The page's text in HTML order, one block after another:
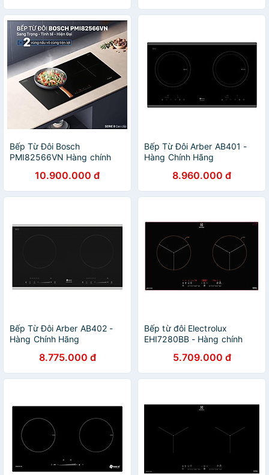
Bếp Từ Đôi Bosch
PMI82566VN Hàng chính
10.900.000 đ
Bếp Từ Đôi Arber AB401 -
Hàng Chính Hãng
8.960.000 đ
Bếp Từ Đôi Arber AB402 -
Hàng Chính Hãng
8.775.000 đ
Bếp từ đôi Electrolux
EHI7280BB - Hàng chính
5.709.000 đ